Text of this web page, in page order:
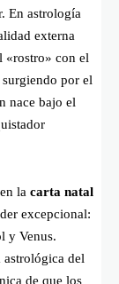
En astrología
externa
«rostro» con el
surgiendo por el
nace bajo el
la carta natal
excepcional:
y Venus.
astrológica del
de que los